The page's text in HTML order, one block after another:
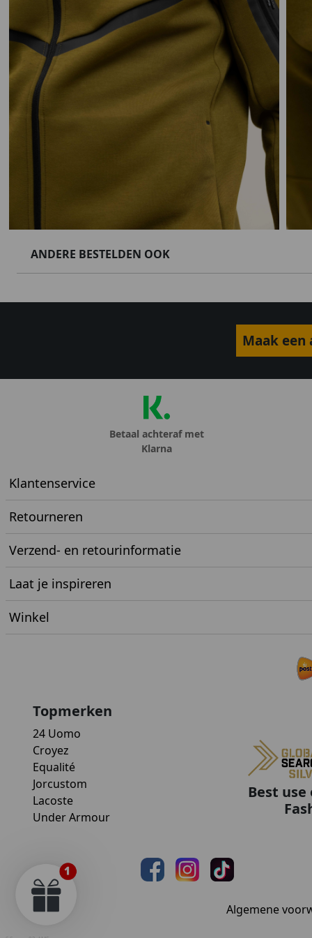
ANDERE BESTELDEN OOK
Maak
Betaal achteraf met
Klarna
Klantenservice
Retourneren
Verzend- en retourinformatie
Laat je inspireren
Winkel
Topmerken
24 Uomo
Croyez
Equalité
Jorcustom
Lacoste
Under Armour
Best use
Algemene